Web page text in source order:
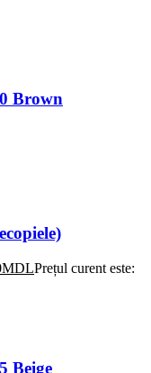
Brown
MDLPrețul curent este:
Beige